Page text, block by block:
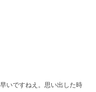
いですねえ。思い出した時